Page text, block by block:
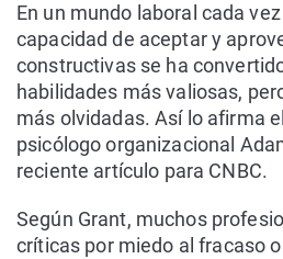
En un mundo laboral cada
capacidad de aceptar y
constructivas se ha
habilidades más valiosas,
más olvidadas. Así lo afirma
psicólogo organizacional
reciente artículo para CNBC.
Según Grant, muchos
críticas por miedo al fracaso